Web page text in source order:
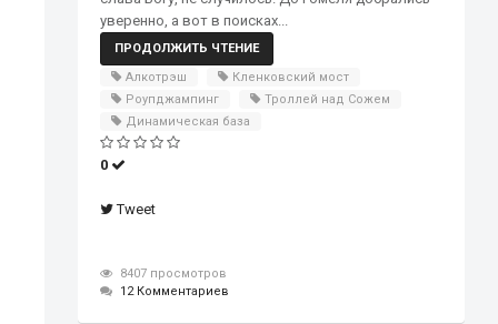
уверенно, а вот в поисках...
ПРОДОЛЖИТЬ ЧТЕНИЕ
Алкотрэш
Кленковский мост
Роупджампинг
Троллей над Сожем
Динамическая база
0
Tweet
8407 просмотров
12 Комментариев